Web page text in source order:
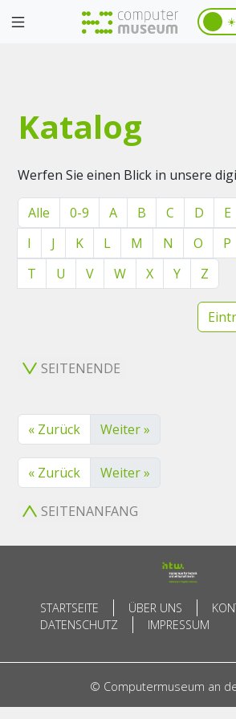
☀️
Katalog
Werfen Sie einen Blick in unsere
Alle 0-9 A B C D E
I
J K L M N O P
T
U V W X Y Z
SEITENENDE
« Zurück Weiter »
« Zurück Weiter »
SEITENANFANG
STARTSEITE ÜBER UNS
DATENSCHUTZ
IMPRESSUM
© Computermuseum an